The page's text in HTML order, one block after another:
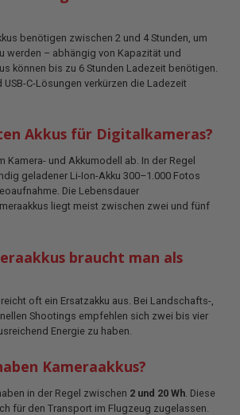
benötigen zwischen 2 und 4 Stunden, um
werden – abhängig von Kapazität und
können bis zu 6 Stunden Ladezeit benötigen.
C-Lösungen verkürzen die Ladezeit
Akkus für Digitalkameras?
Kamera- und Akkumodell ab. In der Regel
geladener Li-Ion-Akku 300–1.000 Fotos
Die Lebensdauer
liegt meist zwischen zwei und fünf
braucht man als
oft ein Ersatzakku aus. Bei Landschafts-,
Shootings empfehlen sich zwei bis vier
Energie zu haben.
Kameraakkus?
in der Regel zwischen 2 und 20 Wh . Diese
für den Transport im Flugzeug zugelassen.